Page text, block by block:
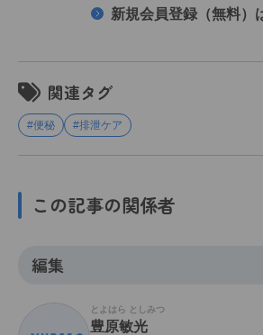
新規会員登録（無料）
関連タグ
#便秘 #排泄ケア
この記事の関係者
編集
とよはら としみつ
豊原敏光